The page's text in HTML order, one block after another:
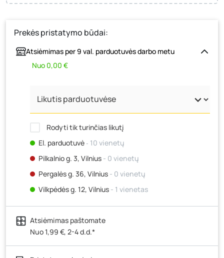
Prekės pristatymo būdai:
Atsiėmimas per 9 val. parduotuvės darbo metu
Nuo 0,00 €
Rodyti tik turinčias likutį
El. parduotuvė‐ 10 vienetų
Pilkalnio g. 3, Vilnius - 0 vienetų
Pergalės g. 36, Vilnius - 0 vienetų
Vilkpėdės g. 12, Vilnius - 1 vienetas
Ateities g. 15, Vilnius- 0 vienetų
Kauno r., Narsiečių k., Vytauto g. 183, Kaunas
vienetų
Šilutės pl. 83A, Klaipėda- 1 vienetas
Atsiėmimas paštomate
Nuo 1,99 €, 2-4 d.d.*